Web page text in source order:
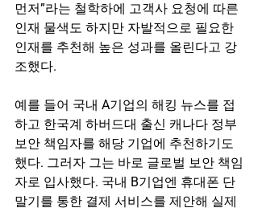
먼저”라는 철학하에 고객사 요청에 따른
인재 물색도 하지만 자발적으로 필요한
인재를 추천해 높은 성과를 올린다고 강
조했다.
예를 들어 국내 A기업의 해킹 뉴스를 접
하고 한국계 하버드대 출신 캐나다 정부
보안 책임자를 해당 기업에 추천하기도
했다. 그러자 그는 바로 글로벌 보안 책임
자로 입사했다. 국내 B기업엔 휴대폰 단
말기를 통한 결제 서비스를 제안해 실제